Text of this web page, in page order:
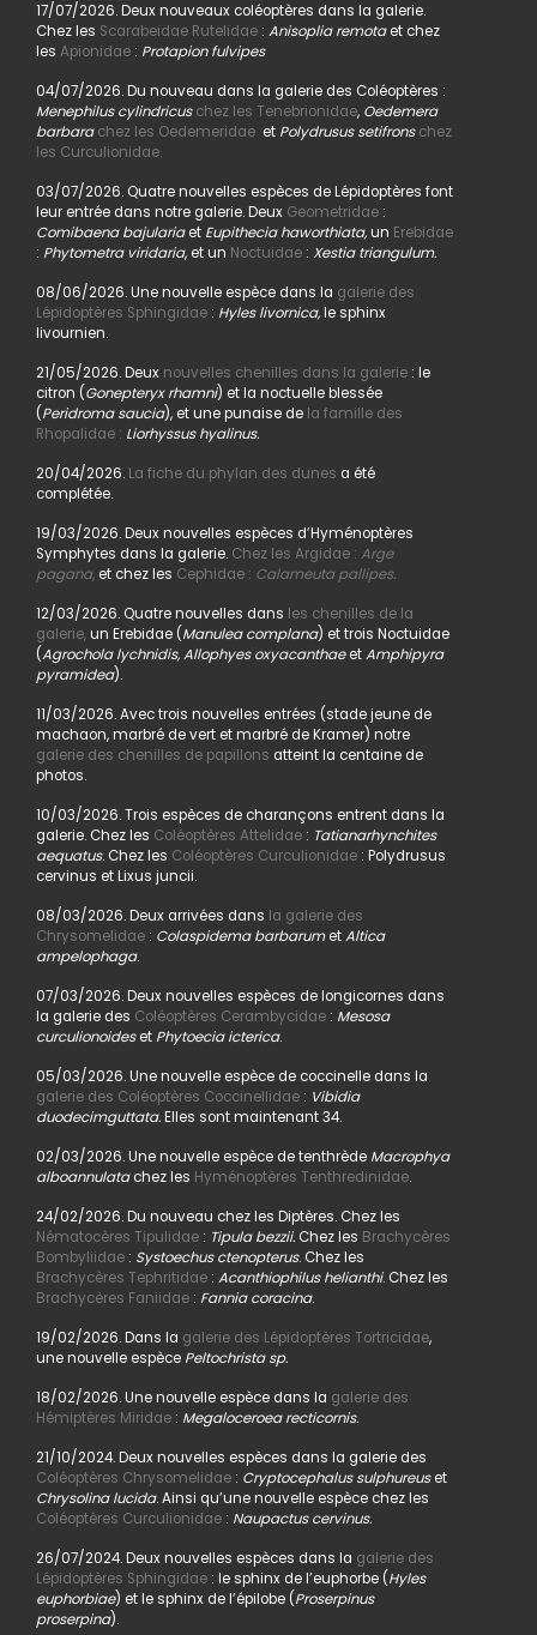
17/07/2026. Deux nouveaux coléoptères dans la galerie.
Chez les Scarabeidae Rutelidae: Anisoplia remotaet chez
les Apionidae: Protapion fulvipes
04/07/2026. Du nouveau dans la galerie des Coléoptères :
Menephilus cylindricus chez les Tenebrionidae,Oedemera
barbara chez les Oedemeridaeet Polydrusus setifrons chez
les Curculionidae.
03/07/2026. Quatre nouvelles espèces de Lépidoptères font
leur entrée dans notre galerie. Deux Geometridae:
Comibaena bajulariaet Eupithecia haworthiata,un Erebidae
: Phytometra viridaria, et un Noctuidae: Xestia triangulum.
08/06/2026. Une nouvelle espèce dans la galerie des
Lépidoptères Sphingidae: Hyles livornica,le sphinx
livournien.
21/05/2026. Deux nouvelles chenilles dans la galerie : le
citron (Gonepteryx rhamni) et la noctuelle blessée
(Peridroma saucia), et une punaise dela famille des
Rhopalidae : Liorhyssus hyalinus.
20/04/2026. La fiche du phylan des dunes a été
complétée.
19/03/2026. Deux nouvelles espèces d’Hyménoptères
Symphytes dans la galerie. Chez les Argidae : Arge
pagana,et chez les Cephidae : Calameuta pallipes.
12/03/2026. Quatre nouvelles dans les chenilles de la
galerie,un Erebidae (Manulea complana) et trois Noctuidae
(Agrochola lychnidis, Allophyes oxyacanthaeetAmphipyra
pyramidea).
11/03/2026. Avec trois nouvelles entrées (stade jeune de
machaon, marbré de vert et marbré de Kramer) notre
galerie des chenilles de papillons atteint la centaine de
photos.
10/03/2026. Trois espèces de charançons entrent dans la
galerie. Chez les Coléoptères Attelidae: Tatianarhynchites
aequatus. Chez les Coléoptères Curculionidae: Polydrusus
cervinus et Lixus juncii.
08/03/2026. Deux arrivées dans la galerie des
Chrysomelidae: Colaspidema barbarumetAltica
ampelophaga.
07/03/2026. Deux nouvelles espèces de longicornes dans
la galerie des Coléoptères Cerambycidae: Mesosa
curculionoideset Phytoecia icterica.
05/03/2026. Une nouvelle espèce de coccinelle dans la
galerie des Coléoptères Coccinellidae: Vibidia
duodecimguttata.Elles sont maintenant 34.
02/03/2026. Une nouvelle espèce de tenthrède Macrophya
alboannulatachez les Hyménoptères Tenthredinidae.
24/02/2026. Du nouveau chez les Diptères. Chez les
Nématocères Tipulidae: Tipula bezzii. Chez les Brachycères
Bombyliidae: Systoechus ctenopterus. Chez les
Brachycères Tephritidae: Acanthiophilus helianthi. Chez les
Brachycères Faniidae: Fannia coracina.
19/02/2026. Dans la galerie des Lépidoptères Tortricidae,
une nouvelle espèce Peltochrista sp.
18/02/2026. Une nouvelle espèce dans la galerie des
Hémiptères Miridae: Megaloceroea recticornis.
21/10/2024. Deux nouvelles espèces dans la galerie des
Coléoptères Chrysomelidae: Cryptocephalus sulphureuset
Chrysolina lucida. Ainsi qu’une nouvelle espèce chez les
Coléoptères Curculionidae : Naupactus cervinus.
26/07/2024. Deux nouvelles espèces dans la galerie des
Lépidoptères Sphingidae: le sphinx de l’euphorbe (Hyles
euphorbiae) et le sphinx de l’épilobe (Proserpinus
proserpina).